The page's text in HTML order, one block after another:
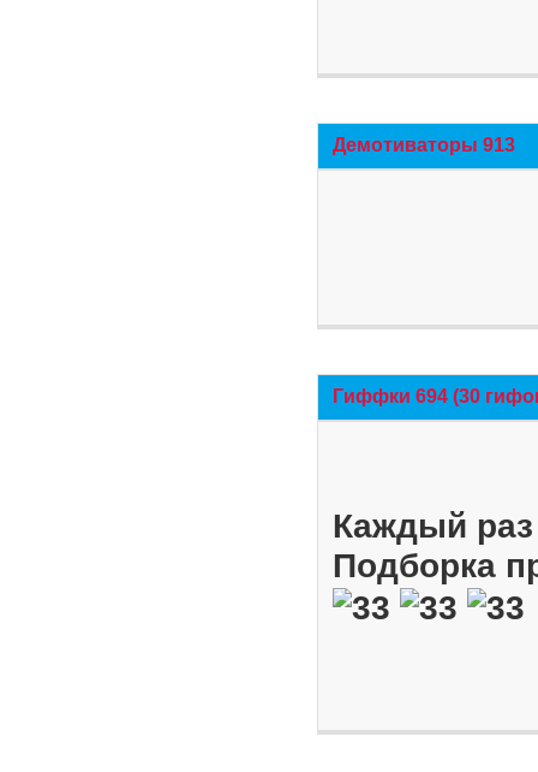
Демотиваторы 913
Гиффки 694 (30
Каждый
Подборка